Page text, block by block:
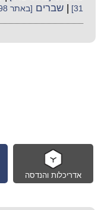
31]
|שברים [באתר 98]
אדריכלות והנדסה